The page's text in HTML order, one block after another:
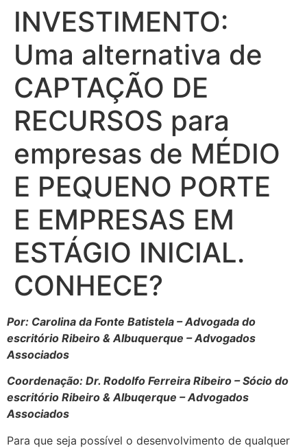
INVESTIMENTO:
Uma alternativa de
CAPTAÇÃO DE
RECURSOS para
empresas de MÉDIO
E PEQUENO PORTE
E EMPRESAS EM
ESTÁGIO INICIAL.
CONHECE?
Por: Carolina da Fonte Batistela – Advogada do
escritório Ribeiro & Albuquerque – Advogados
Associados
Coordenação: Dr. Rodolfo Ferreira Ribeiro – Sócio do
escritório Ribeiro & Albuqerque – Advogados
Associados
Para que seja possível o desenvolvimento de qualquer